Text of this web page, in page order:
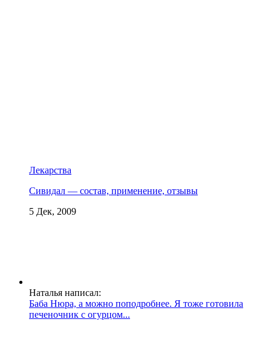
Лекарства
Сивидал — состав, применение, отзывы
5 Дек, 2009
Наталья написал:
Баба Нюра, а можно поподробнее. Я тоже готовила
печеночник с огурцом...